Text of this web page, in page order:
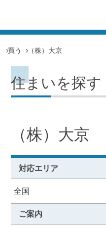
買う （株）大京
住まいを探す
（株）大京
対応エリア
全国
ご案内